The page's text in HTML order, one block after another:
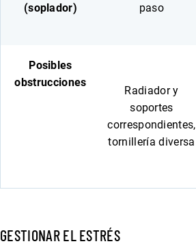
(soplador)
paso
Posibles
obstrucciones
Radiador y
soportes
correspondientes,
tornillería diversa
GESTIONAR EL ESTRÉS